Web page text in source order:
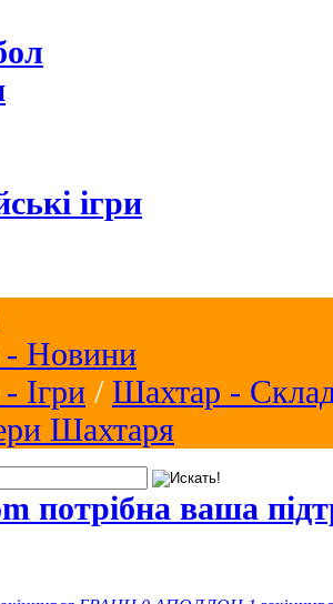
ігри
Новини
Ігри / Шахтар -
Шахтаря
потрібна ваша